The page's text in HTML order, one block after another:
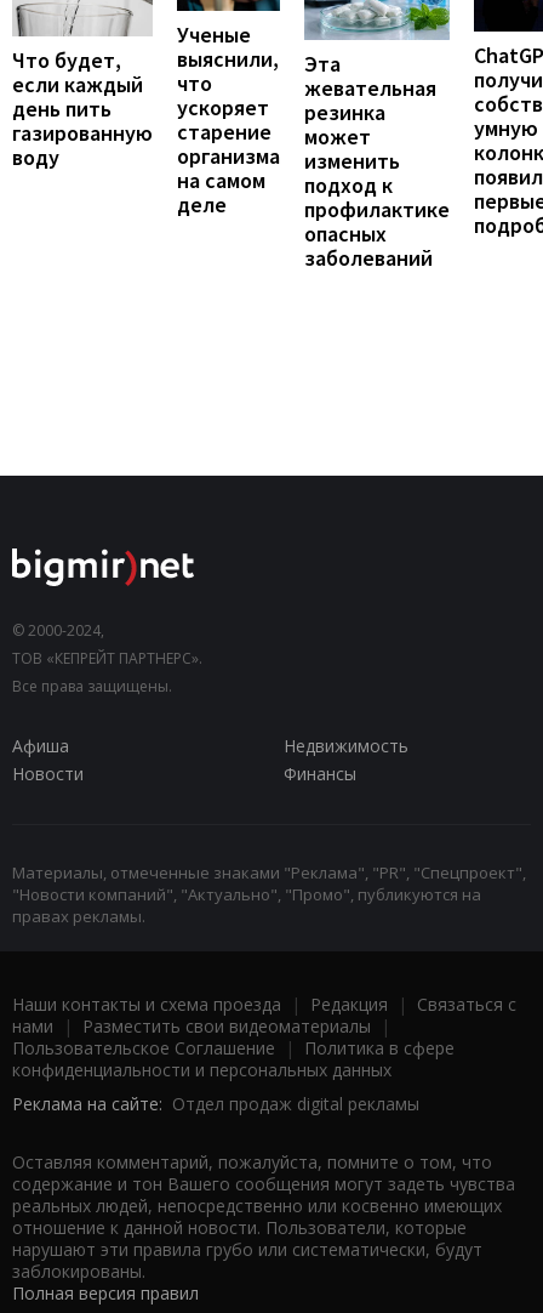
Что будет,
если каждый
день пить
газированную
воду
Ученые
выяснили,
что
ускоряет
старение
организма
на самом
деле
Эта
жевательная
резинка
может
изменить
подход к
профилактике
опасных
заболеваний
умную
© 2000-2024,
ТОВ «КЕПРЕЙТ ПАРТНЕРС».
Все права защищены.
Афиша
Недвижимость
Новости
Финансы
Материалы, отмеченные знаками "Реклама", "PR", "Спецпроект",
"Новости компаний", "Актуально", "Промо", публикуются на
правах рекламы.
Наши контакты и схема проезда | Редакция | Связаться с
нами | Разместить свои видеоматериалы |
Пользовательское Соглашение |
Политика в сфере
конфиденциальности и персональных данных
Реклама на сайте: Отдел продаж digital рекламы
Оставляя комментарий, пожалуйста, помните о том, что
содержание и тон Вашего сообщения могут задеть чувства
реальных людей, непосредственно или косвенно имеющих
отношение к данной новости. Пользователи, которые
нарушают эти правила грубо или систематически, будут
заблокированы.
Полная версия правил